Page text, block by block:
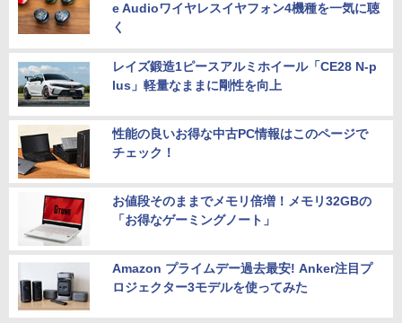
e Audioワイヤレスイヤフォン4機種を一気に聴
く
レイズ鍛造1ピースアルミホイール「CE28 N-p
lus」軽量なままに剛性を向上
性能の良いお得な中古PC情報はこのページで
チェック！
お値段そのままでメモリ倍増！メモリ32GBの
「お得なゲーミングノート」
Amazon プライムデー過去最安! Anker注目プ
ロジェクター3モデルを使ってみた